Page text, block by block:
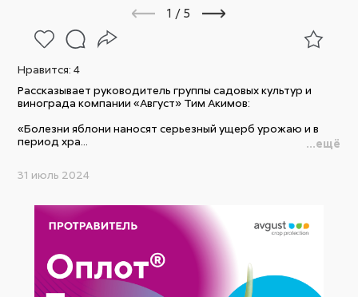
1 /5
Нравится:4
Рассказывает руководитель группы садовых культур и
винограда компании «Август» Тим Акимов:
«Болезни яблони наносят серьезный ущерб урожаю и в
период хра...
...ещё
31 июль 2024